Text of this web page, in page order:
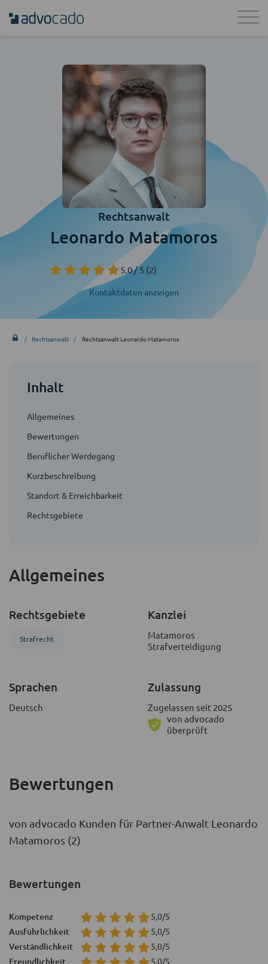
Rechtsanwalt
Leonardo Matamoros
5.0 / 5(2)
Kontaktdaten anzeigen
Rechtsanwalt Rechtsanwalt Leonardo Matamoros
Inhalt
Allgemeines
Bewertungen
Beruflicher Werdegang
Kurzbeschreibung
Standort & Erreichbarkeit
Rechtsgebiete
Allgemeines
Rechtsgebiete
Strafrecht
Kanzlei
Matamoros
Strafverteidigung
Sprachen
Deutsch
Zulassung
Zugelassen seit 2025
von advocado
überprüft
Bewertungen
von advocado Kunden für Partner-Anwalt Leonardo
Matamoros (2)
Bewertungen
Kompetenz 5,0/5
Ausführlichkeit 5,0/5
Verständlichkeit 5,0/5
Freundlichkeit 5,0/5